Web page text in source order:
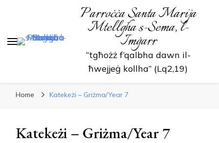
Parroċċa Santa Marija
Mtellgħa s-Sema, l-
Imġarr
“tgħożż f’qalbha dawn il-
ħwejjeġ kollha” (Lq2,19)
Home Katekeżi – Griżma/Year 7
Katekeżi – Griżma/Year 7